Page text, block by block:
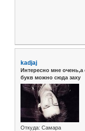
kadjaj
Интересно мне очень,а
букв можно сюда заху
Откуда: Самара